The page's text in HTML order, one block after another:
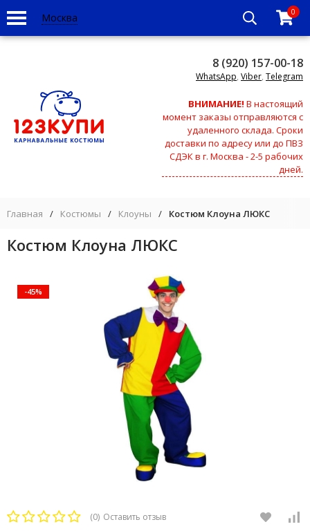
Москва 0
8 (920) 157-00-18
WhatsApp, Viber, Telegram
ВНИМАНИЕ! В настоящий
момент заказы отправляются с
удаленного склада. Сроки
доставки по адресу или до ПВЗ
СДЭК в г. Москва - 2-5 рабочих
дней.
Главная / Костюмы / Клоуны / Костюм Клоуна ЛЮКС
Костюм Клоуна ЛЮКС
-45%
(0) Оставить отзыв